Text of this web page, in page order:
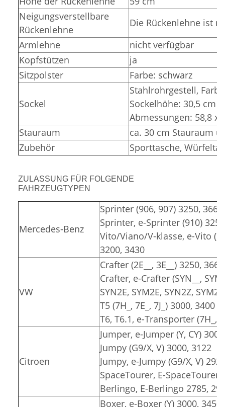
Neigungsverstellbare
Rückenlehne
Die Rückenlehne ist
Armlehne
nicht verfügbar
Kopfstützen
ja
Sitzpolster
Farbe: schwarz
Sockel
Stahlrohrgestell,
Sockelhöhe: 30,5 cm
Abmessungen: 58,8 x
Stauraum
ca. 30 cm Stauraum
Zubehör
Sporttasche,
ZULASSUNG FÜR FOLGENDE
FAHRZEUGTYPEN
Mercedes-Benz
Sprinter (906, 907) 3250,
Sprinter, e-Sprinter (910)
Vito/Viano/V-klasse, e-Vito
3200, 3430
VW
Crafter (2E__, 3E__) 3250,
Crafter, e-Crafter (SYN__,
SYN2E, SYM2E, SYN2Z,
T5 (7H_, 7E_, 7J_) 3000, 3400
T6, T6.1, e-Transporter (7H_,
Citroen
Jumper, e-Jumper (Y, CY)
Jumpy (G9/X, V) 3000, 3122
Jumpy, e-Jumpy (G9/X, V)
SpaceTourer, E-SpaceTourer
Berlingo, E-Berlingo 2785,
Boxer, e-Boxer (Y) 3000,